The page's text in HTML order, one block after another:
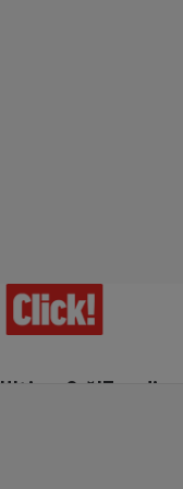
Ultima Oră!Trending